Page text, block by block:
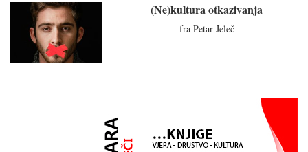
(Ne)kultura otkazivanja
fra Petar Jeleč